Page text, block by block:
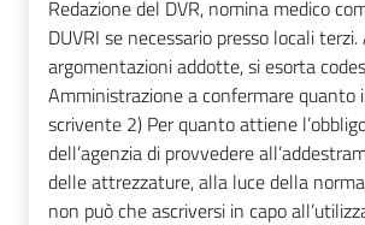
Redazione del DVR, nomina medico
DUVRI se necessario presso locali
argomentazioni addotte, si esorta
Amministrazione a confermare quanto
scrivente 2) Per quanto attiene
dell’agenzia di provvedere
delle attrezzature, alla luce della
non può che ascriversi in capo